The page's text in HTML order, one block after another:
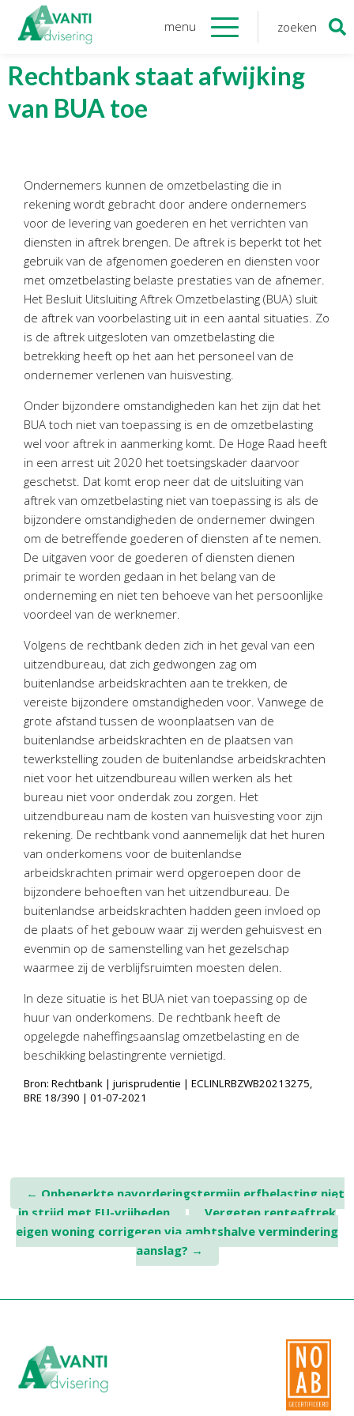
menu zoeken
Organisatie
Onze medewerkers
Sponsoring
Vacatures
Onze diensten
Financiele Administratie
Startersbegeleiding
Tijdelijk financieel personeel
Personeel & Organisatie
Belastingadvies Purmerend
Nieuws& informatie
Nieuwsbrief
Nieuwsoverzicht
Handige links
Downloads
Contact
AvantiOnline
Twinfield – Boekhouden
BaseCone – Facturen
Visionplanner – Rapportage
Online Salaris – Salarissen
Nextens-Accorderen aangiften
Zoeken
naar:
Rechtbank staat afwijking
van BUA toe
Ondernemers kunnen de omzetbelasting die in
rekening wordt gebracht door andere ondernemers
voor de levering van goederen en het verrichten van
diensten in aftrek brengen. De aftrek is beperkt tot het
gebruik van de afgenomen goederen en diensten voor
met omzetbelasting belaste prestaties van de afnemer.
Het Besluit Uitsluiting Aftrek Omzetbelasting (BUA) sluit
de aftrek van voorbelasting uit in een aantal situaties. Zo
is de aftrek uitgesloten van omzetbelasting die
betrekking heeft op het aan het personeel van de
ondernemer verlenen van huisvesting.
Onder bijzondere omstandigheden kan het zijn dat het
BUA toch niet van toepassing is en de omzetbelasting
wel voor aftrek in aanmerking komt. De Hoge Raad heeft
in een arrest uit 2020 het toetsingskader daarvoor
geschetst. Dat komt erop neer dat de uitsluiting van
aftrek van omzetbelasting niet van toepassing is als de
bijzondere omstandigheden de ondernemer dwingen
om de betreffende goederen of diensten af te nemen.
De uitgaven voor de goederen of diensten dienen
primair te worden gedaan in het belang van de
onderneming en niet ten behoeve van het persoonlijke
voordeel van de werknemer.
Volgens de rechtbank deden zich in het geval van een
uitzendbureau, dat zich gedwongen zag om
buitenlandse arbeidskrachten aan te trekken, de
vereiste bijzondere omstandigheden voor. Vanwege de
grote afstand tussen de woonplaatsen van de
buitenlandse arbeidskrachten en de plaatsen van
tewerkstelling zouden de buitenlandse arbeidskrachten
niet voor het uitzendbureau willen werken als het
bureau niet voor onderdak zou zorgen. Het
uitzendbureau nam de kosten van huisvesting voor zijn
rekening. De rechtbank vond aannemelijk dat het huren
van onderkomens voor de buitenlandse
arbeidskrachten primair werd opgeroepen door de
bijzondere behoeften van het uitzendbureau. De
buitenlandse arbeidskrachten hadden geen invloed op
de plaats of het gebouw waar zij werden gehuisvest en
evenmin op de samenstelling van het gezelschap
waarmee zij de verblijfsruimten moesten delen.
In deze situatie is het BUA niet van toepassing op de
huur van onderkomens. De rechtbank heeft de
opgelegde naheffingsaanslag omzetbelasting en de
beschikking belastingrente vernietigd.
Bron: Rechtbank | jurisprudentie | ECLINLRBZWB20213275,
BRE 18/390 | 01-07-2021
Post
navigation
← Onbeperkte navorderingstermijn erfbelasting niet
in strijd met EU-vrijheden
Vergeten renteaftrek
eigen woning corrigeren via ambtshalve vermindering
aanslag? →